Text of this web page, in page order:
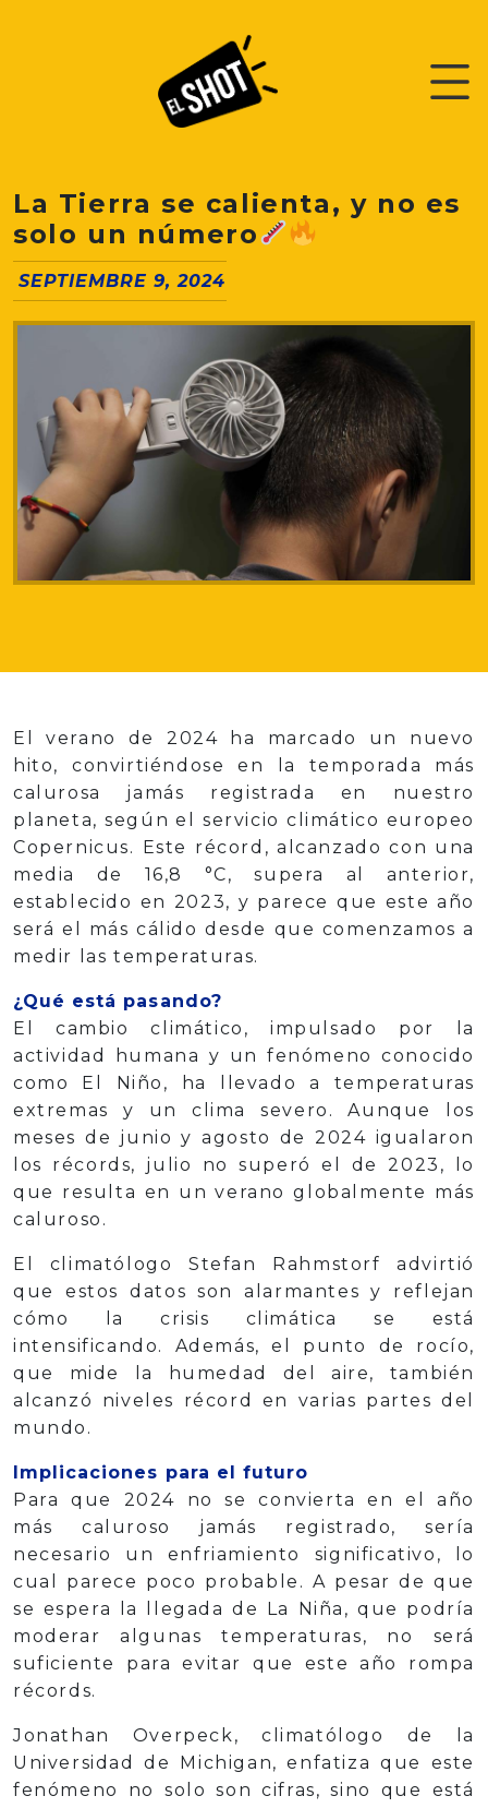
La Tierra se calienta, y no es
solo un número
SEPTIEMBRE 9, 2024
El verano de 2024 ha marcado un nuevo
hito, convirtiéndose en la temporada más
calurosa jamás registrada en nuestro
planeta, según el servicio climático europeo
Copernicus. Este récord, alcanzado con una
media de 16,8 °C, supera al anterior,
establecido en 2023, y parece que este año
será el más cálido desde que comenzamos a
medir las temperaturas.
¿Qué está pasando?
El cambio climático, impulsado por la
actividad humana y un fenómeno conocido
como El Niño, ha llevado a temperaturas
extremas y un clima severo. Aunque los
meses de junio y agosto de 2024 igualaron
los récords, julio no superó el de 2023, lo
que resulta en un verano globalmente más
caluroso.
El climatólogo Stefan Rahmstorf advirtió
que estos datos son alarmantes y reflejan
cómo la crisis climática se está
intensificando. Además, el punto de rocío,
que mide la humedad del aire, también
alcanzó niveles récord en varias partes del
mundo.
Implicaciones para el futuro
Para que 2024 no se convierta en el año
más caluroso jamás registrado, sería
necesario un enfriamiento significativo, lo
cual parece poco probable. A pesar de que
se espera la llegada de La Niña, que podría
moderar algunas temperaturas, no será
suficiente para evitar que este año rompa
récords.
Jonathan Overpeck, climatólogo de la
Universidad de Michigan, enfatiza que este
fenómeno no solo son cifras, sino que está